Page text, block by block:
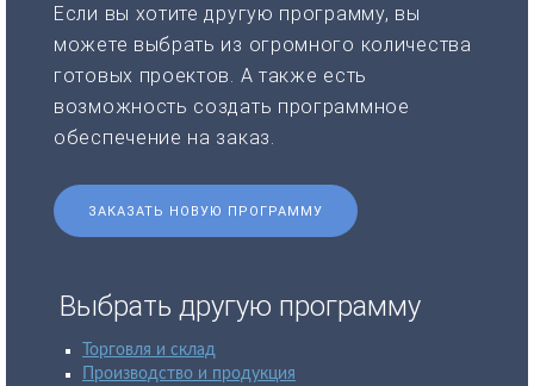
Если вы хотите другую программу, вы
можете выбрать из огромного количества
готовых проектов. А также есть
возможность создать программное
обеспечение на заказ.
ЗАКАЗАТЬ НОВУЮ ПРОГРАММУ
Выбрать другую программу
Торговля и склад
Производство и продукция